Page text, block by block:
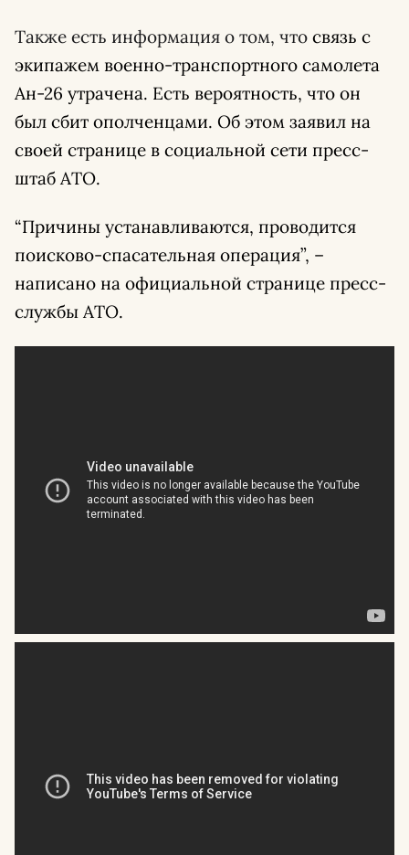
Также есть информация о том, что связь с
экипажем военно-транспортного самолета
Ан-26 утрачена. Есть вероятность, что он
был сбит ополченцами. Об этом заявил на
своей странице в социальной сети пресс-
штаб АТО.
“Причины устанавливаются, проводится
поисково-спасательная операция”, –
написано на официальной странице пресс-
службы АТО.